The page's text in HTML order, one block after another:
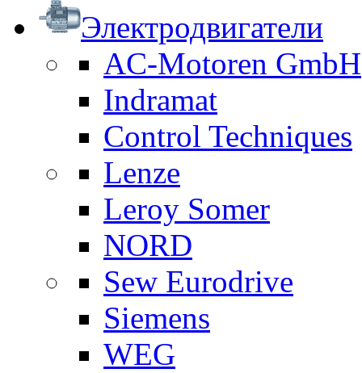
Электродвигатели
AC-Motoren GmbH
Indramat
Control Techniques
Lenze
Leroy Somer
NORD
Sew Eurodrive
Siemens
WEG